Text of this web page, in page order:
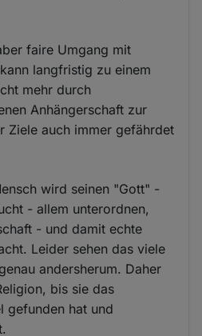
faire Umgang mit
langfristig zu einem
mehr durch
Anhängerschaft zur
Ziele auch immer gefährdet
wird seinen "Gott" -
- allem unterordnen,
- und damit echte
Leider sehen das viele
andersherum. Daher
bis sie das
gefunden hat und